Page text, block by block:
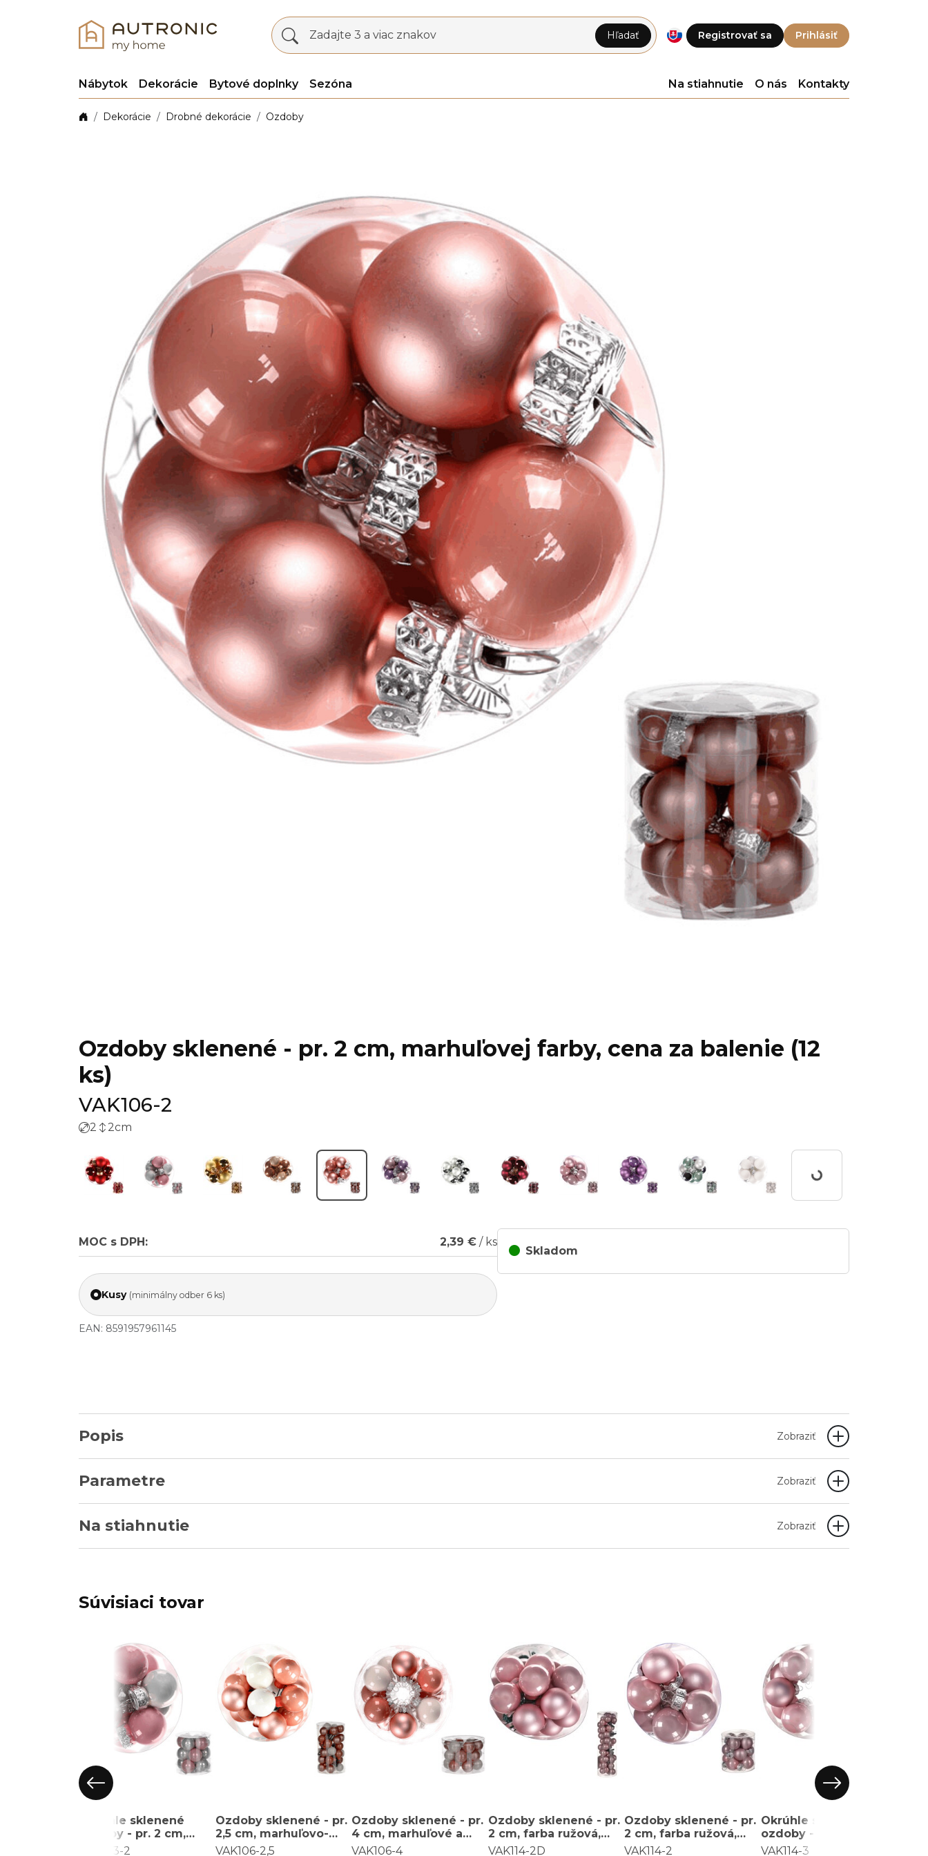
Registrovať sa Prihlásiť
Zadajte 3 a viac znakov Hľadať
Nábytok Dekorácie Bytové doplnky Sezóna Na stiahnutie O nás Kontakty
Dekorácie Drobné dekorácie Ozdoby
Ozdoby sklenené - pr. 2 cm, marhuľovej farby, cena za balenie (12
ks)
VAK106-2
2 2cm
Working...
MOC s DPH: 2,39 € / ks
Kusy (minimálny odber 6 ks)
EAN: 8591957961145
Skladom
Popis Zobraziť
Parametre Zobraziť
Na stiahnutie Zobraziť
Súvisiaci tovar
Okrúhle sklenené
ozdoby - pr. 2 cm,
ružové a biele, cena
VAK103-2
Ozdoby sklenené - pr.
2,5 cm, marhuľovo-
biele, cena za balenie
VAK106-2,5
Ozdoby sklenené - pr.
4 cm, marhuľové a
biele, cena za balenie
VAK106-4
Ozdoby sklenené - pr.
2 cm, farba ružová,
cena za balenie (48
VAK114-2D
Ozdoby sklenené - pr.
2 cm, farba ružová,
cena za balenie (12 ks)
VAK114-2
Okrúhle sklenené
ozdoby - priemer. 3
cm, ružové, cena za 1
VAK114-3